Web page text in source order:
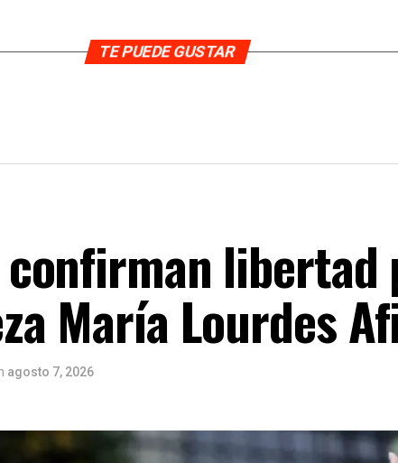
TE PUEDE GUSTAR
libertad
María Lourdes
agosto 7, 2026